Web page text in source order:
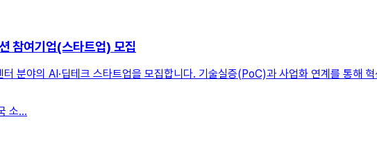
참여기업(스타트업) 모집
분야의 AI·딥테크 스타트업을 모집합니다. 기술실증(PoC)과 사업화 연계를 통해
소...